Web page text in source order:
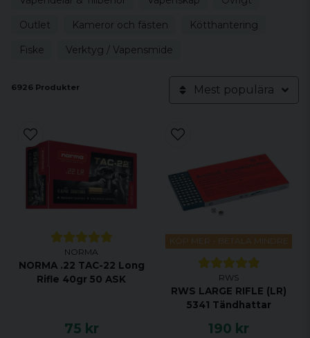
Outlet
Kameror och fästen
Kötthantering
Fiske
Verktyg / Vapensmide
6926 Produkter Mest populära
NORMA
NORMA .22 TAC-22 Long
Rifle 40gr 50 ASK
75 kr
KÖP MER - BETALA MINDRE
RWS
RWS LARGE RIFLE (LR)
5341 Tändhattar
190 kr